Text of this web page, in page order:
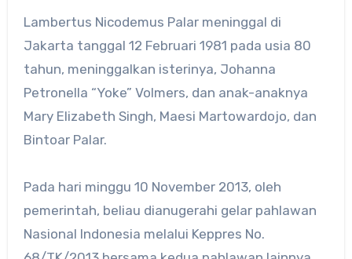
Lambertus Nicodemus Palar meninggal di
Jakarta tanggal 12 Februari 1981 pada usia 80
tahun, meninggalkan isterinya, Johanna
Petronella “Yoke” Volmers, dan anak-anaknya
Mary Elizabeth Singh, Maesi Martowardojo, dan
Bintoar Palar.
Pada hari minggu 10 November 2013, oleh
pemerintah, beliau dianugerahi gelar pahlawan
Nasional Indonesia melalui Keppres No.